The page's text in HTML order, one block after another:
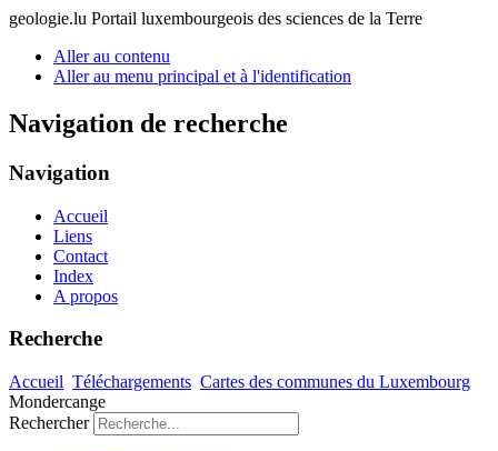
geologie.lu Portail luxembourgeois des sciences de la Terre
Aller au contenu
Aller au menu principal et à l'identification
Navigation de recherche
Navigation
Accueil
Liens
Contact
Index
A propos
Recherche
Accueil Téléchargements Cartes des communes du Luxembourg
Mondercange
Rechercher